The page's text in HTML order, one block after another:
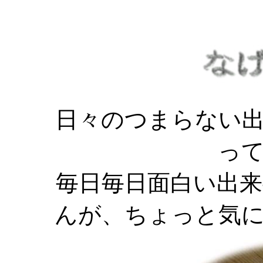
日々のつまらない
っ
毎日毎日面白い出
んが、ちょっと気